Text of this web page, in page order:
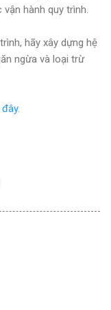
hành quy trình.
hãy xây dựng hệ
ngừa và loại trừ
.